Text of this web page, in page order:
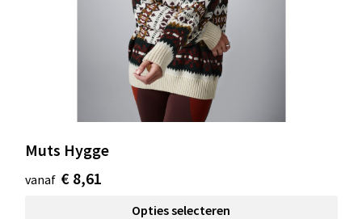
Muts Hygge
vanaf € 8,61
Opties selecteren